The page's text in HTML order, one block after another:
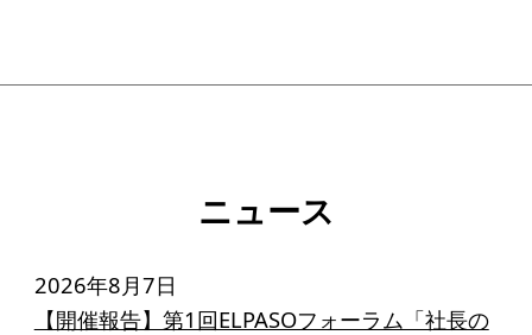
コラム
ニュース
2026年8月7日
【開催報告】第1回ELPASOフォーラム「社長の